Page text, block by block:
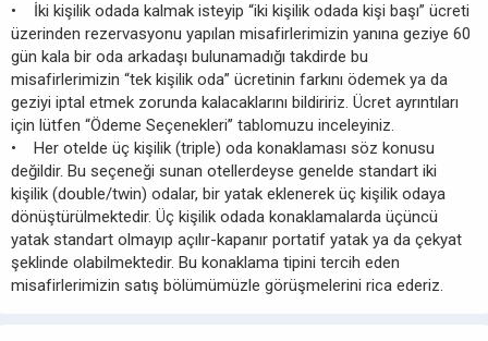
• İki kişilik odada kalmak isteyip “iki kişilik odada kişi başı” ücreti
üzerinden rezervasyonu yapılan misafirlerimizin yanına geziye 60
gün kala bir oda arkadaşı bulunamadığı takdirde bu
misafirlerimizin “tek kişilik oda” ücretinin farkını ödemek ya da
geziyi iptal etmek zorunda kalacaklarını bildiririz. Ücret ayrıntıları
için lütfen “Ödeme Seçenekleri” tablomuzu inceleyiniz.
• Her otelde üç kişilik (triple) oda konaklaması söz konusu
değildir. Bu seçeneği sunan otellerdeyse genelde standart iki
kişilik (double/twin) odalar, bir yatak eklenerek üç kişilik odaya
dönüştürülmektedir. Üç kişilik odada konaklamalarda üçüncü
yatak standart olmayıp açılır-kapanır portatif yatak ya da çekyat
şeklinde olabilmektedir. Bu konaklama tipini tercih eden
misafirlerimizin satış bölümümüzle görüşmelerini rica ederiz.